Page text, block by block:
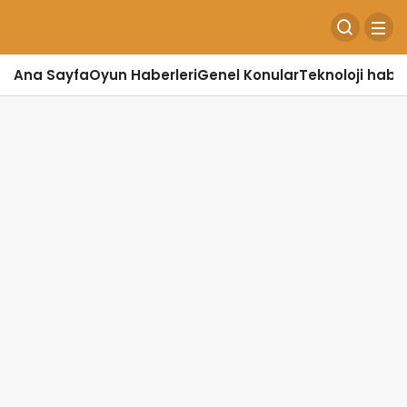
Ana SayfaOyun HaberleriGenel KonularTeknoloji